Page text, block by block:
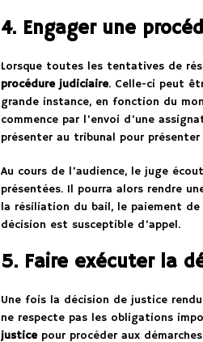
4. Engager une
Lorsque toutes les tentatives de
procédure judiciaire. Celle-ci peut
grande instance, en fonction du
commence par l’envoi d’une
présenter au tribunal pour présenter
Au cours de l’audience, le juge
présentées. Il pourra alors rendre
la résiliation du bail, le paiement
décision est susceptible d’appel.
5. Faire exécuter la
Une fois la décision de justice
ne respecte pas les obligations
justicepour procéder aux